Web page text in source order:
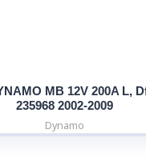
MB 12V 200A L,
235968 2002-2009
Dynamo